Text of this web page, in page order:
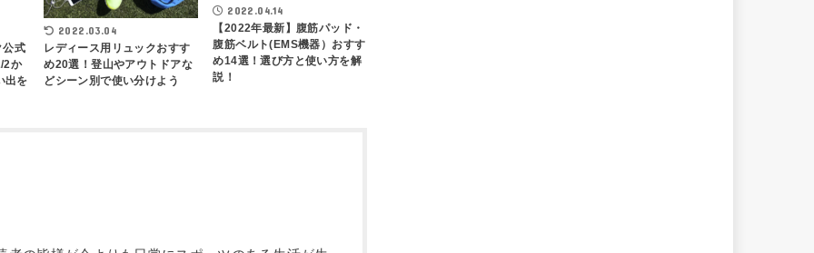
公式
2か
出を
2022.03.04
レディース用リュックおすす
め20選！登山やアウトドアな
どシーン別で使い分けよう
2022.04.14
【2022年最新】腹筋パッド・
腹筋ベルト(EMS機器）おすす
め14選！選び方と使い方を解
説！